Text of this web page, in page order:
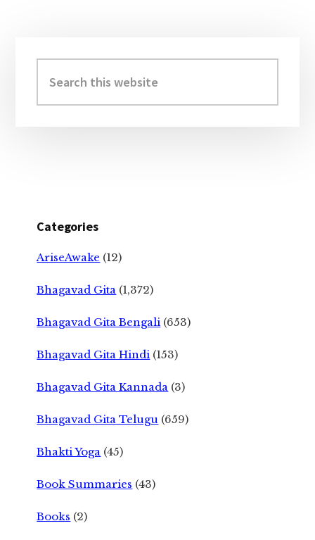
Sidebar
this
website
Categories
AriseAwake (12)
Bhagavad Gita (1,372)
Bhagavad Gita Bengali (653)
Bhagavad Gita Hindi (153)
Bhagavad Gita Kannada (3)
Bhagavad Gita Telugu (659)
Bhakti Yoga (45)
Book Summaries (43)
Books (2)